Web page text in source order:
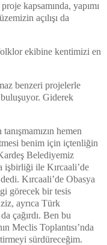
kapsamında, yapımı
açılışı da
ekibine kentimizi en
benzeri projelerle
Giderek
hemen
benim için içtenliğin
Belediyemiz
işbirliği ile Kırcaali’de
Kırcaali’de Obasya
görecek bir tesis
ayrıca Türk
çağırdı. Ben bu
Meclis Toplantısı’nda
sürdüreceğim.